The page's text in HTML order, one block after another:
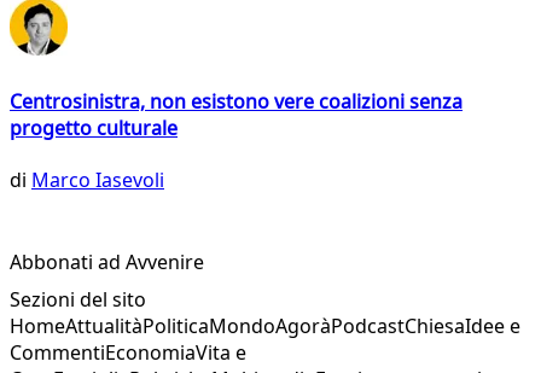
Centrosinistra, non esistono vere coalizioni senza
progetto culturale
di Marco Iasevoli
Abbonati ad Avvenire
Sezioni del sito
HomeAttualitàPoliticaMondoAgoràPodcastChiesaIdee e
CommentiEconomiaVita e